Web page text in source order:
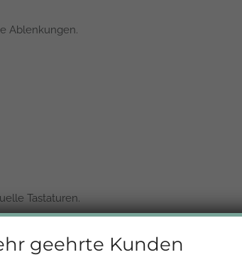
Ablenkungen.
Tastaturen.
geehrte Kunden